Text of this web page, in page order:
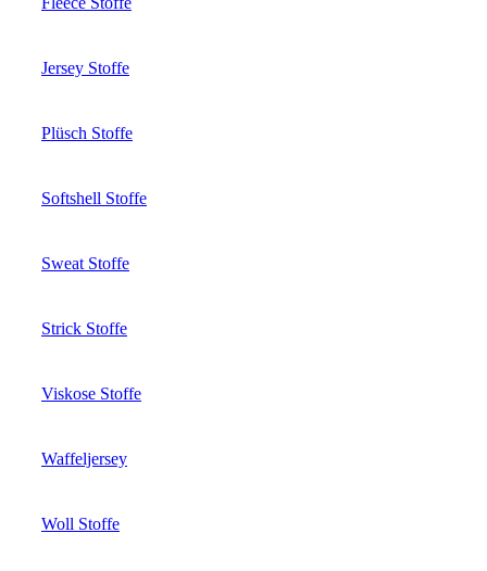
Jersey Stoffe
Plüsch Stoffe
Softshell Stoffe
Sweat Stoffe
Strick Stoffe
Viskose Stoffe
Waffeljersey
Woll Stoffe